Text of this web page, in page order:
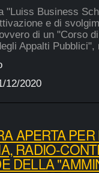
"Luiss Business
e di
di un "Corso
Appalti
12/2020
APERTA
RADIO-
DELLA